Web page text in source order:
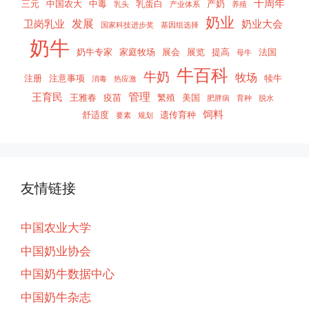
三元 中国农大 中毒 乳头 乳蛋白 产业体系 产奶 养殖
十周年
卫岗乳业 发展 国家科技进步奖 基因组选择 奶业 奶业大会
奶牛 奶牛专家 家庭牧场 展会 展览 提高 母牛 法国
注册 注意事项 消毒 热应激 牛奶 牛百科 牧场 犊牛
王育民 王雅春 疫苗 管理 繁殖 美国 肥胖病 育种 脱水
舒适度 要素 规划 遗传育种 饲料
友情链接
中国农业大学
中国奶业协会
中国奶牛数据中心
中国奶牛杂志